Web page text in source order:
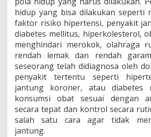
hidup yang bisa dilakukan seperti
faktor risiko hipertensi, penyakit
diabetes mellitus, hiperkolesterol,
menghindari merokok, olahraga
rendah lemak dan rendah
seseorang telah didiagnosa oleh
penyakit tertentu seperti
jantung koroner, atau diabetes
konsumsi obat sesuai dengan
secara tepat dan kontrol secara
salah satu cara agar tidak
jantung.